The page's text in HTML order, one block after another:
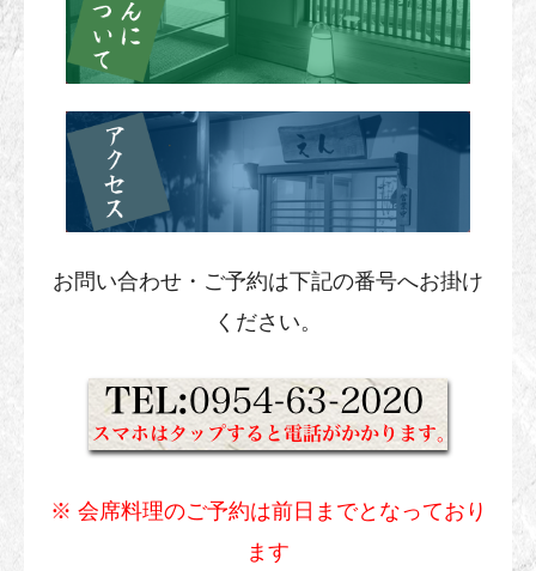
お問い合わせ・ご予約は下記の番号へお掛け
ください。
※ 会席料理のご予約は前日までとなっており
ます